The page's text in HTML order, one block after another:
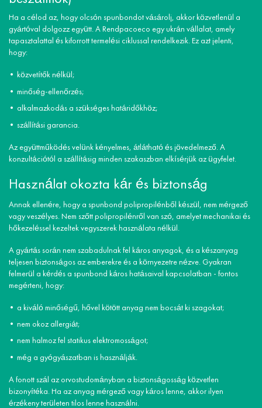
Ha a célod az, hogy olcsón spunbondot vásárolj, akkor közvetlenül a
gyártóval dolgozz együtt. A Rendpacoeco egy ukrán vállalat, amely
tapasztalattal és kiforrott termelési ciklussal rendelkezik. Ez azt jelenti,
hogy:
közvetítők nélkül;
minőség-ellenőrzés;
alkalmazkodás a szükséges határidőkhöz;
szállítási garancia.
Az együttműködés velünk kényelmes, átlátható és jövedelmező. A
konzultációtól a szállításig minden szakaszban elkísérjük az ügyfelet.
Használat okozta kár és biztonság
Annak ellenére, hogy a spunbond polipropilénből készül, nem mérgező
vagy veszélyes. Nem szőtt polipropilénről van szó, amelyet mechanikai és
hőkezeléssel kezeltek vegyszerek használata nélkül.
A gyártás során nem szabadulnak fel káros anyagok, és a készanyag
teljesen biztonságos az emberekre és a környezetre nézve. Gyakran
felmerül a kérdés a spunbond káros hatásaival kapcsolatban - fontos
megérteni, hogy:
a kiváló minőségű, hővel kötött anyag nem bocsát ki szagokat;
nem okoz allergiát;
nem halmoz fel statikus elektromosságot;
még a gyógyászatban is használják.
A fonott szál az orvostudományban a biztonságosság közvetlen
bizonyítéka. Ha az anyag mérgező vagy káros lenne, akkor ilyen
érzékeny területen tilos lenne használni.